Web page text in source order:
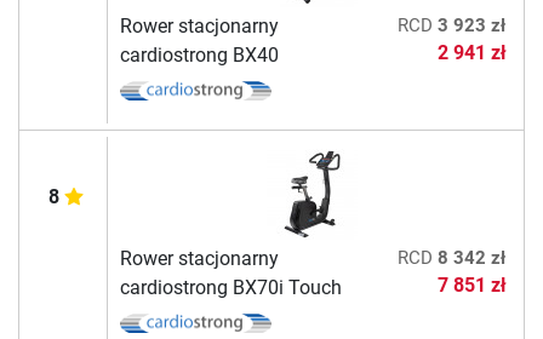
Rower stacjonarny
cardiostrong BX40
RCD 3 923 zł
2 941 zł
8
Rower stacjonarny
cardiostrong BX70i Touch
RCD 8 342 zł
7 851 zł